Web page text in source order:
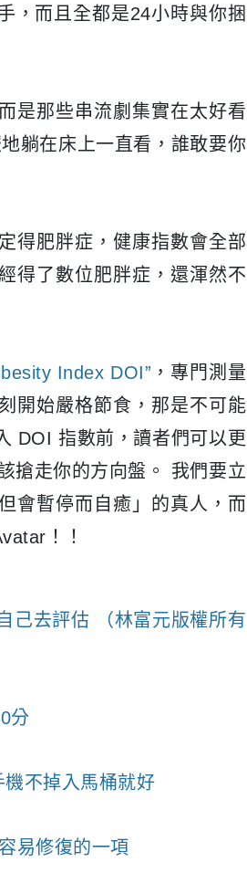
，而且全都是24小時與你捆
是那些串流劇集實在太好看
躺在床上一直看，誰敢要你
得肥胖症，健康指數會全部
得了數位肥胖症，還渾然不
Index DOI” ，專門測量
開始嚴格節食，那是不可能
DOI 指數前，讀者們可以更
搶走你的方向盤。 我們要立
會暫停而自癒」的真人，而
！！
己去評估 （林富元版權所有
分
不掉入馬桶就好
易修復的一項